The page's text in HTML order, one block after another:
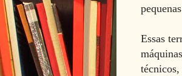
Essas